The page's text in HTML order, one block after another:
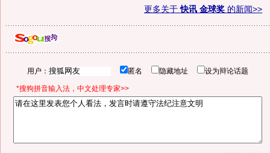
更多关于快讯 金球奖 的新闻>>
用户： 匿名 隐藏地址 设为辩论话题
*搜狗拼音输入法，中文处理专家>>